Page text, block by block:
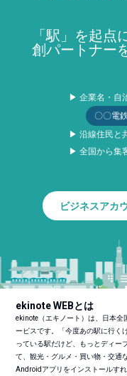
「駅」を起
創パートナー
▶ 企業名・自
〇〇電鉄
▶ 沿線住民と
▶ 全国から集
ビジネスアカ
ekinote WEBとは
ekinote（エキノート）は、日本
ービスです。「今度あの駅に行く
っている駅だけど、もっとディー
て、観光・グルメ・買い物・交通
Androidアプリをインストールす